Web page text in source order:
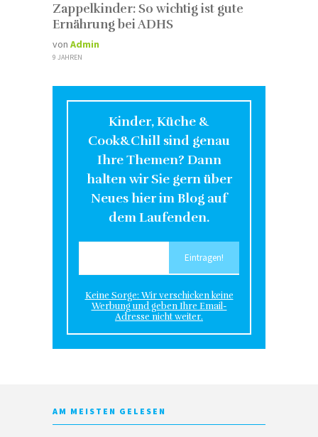
Zappelkinder: So wichtig ist gute
Ernährung bei ADHS
von Admin
9 JAHREN
Kinder, Küche &
Cook&Chill sind genau
Ihre Themen? Dann
halten wir Sie gern über
Neues hier im Blog auf
dem Laufenden.
Keine Sorge: Wir verschicken keine
Werbung und geben Ihre Email-
Adresse nicht weiter.
AM MEISTEN GELESEN